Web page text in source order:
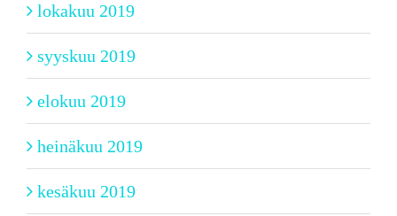
lokakuu 2019
syyskuu 2019
elokuu 2019
heinäkuu 2019
kesäkuu 2019